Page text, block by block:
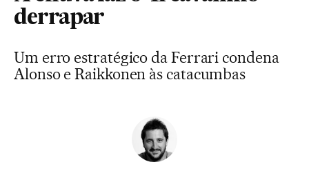
derrapar
Um erro estratégico da Ferrari condena
Alonso e Raikkonen às catacumbas